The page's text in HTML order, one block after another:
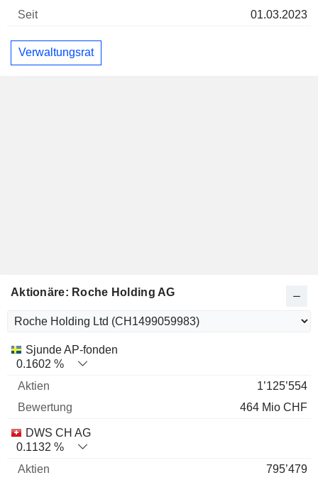
01.03.2023
Verwaltungsrat
Aktionäre: Roche Holding AG
Name Aktien % Bewertung
Sjunde AP-fonden
0.1602 %
1’125’554
464 Mio CHF
DWS CH AG
0.1132 %
795’479